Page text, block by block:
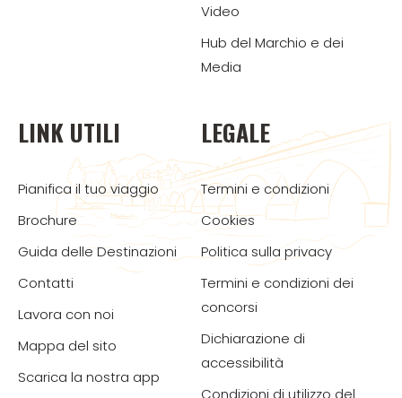
Video
Hub del Marchio e dei
Media
LINK UTILI
Pianifica il tuo viaggio
Brochure
Guida delle Destinazioni
Contatti
Lavora con noi
Mappa del sito
Scarica la nostra app
LEGALE
Termini e condizioni
Cookies
Politica sulla privacy
Termini e condizioni dei
concorsi
Dichiarazione di
accessibilità
Condizioni di utilizzo del